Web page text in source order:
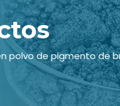
polvo de pigmento de